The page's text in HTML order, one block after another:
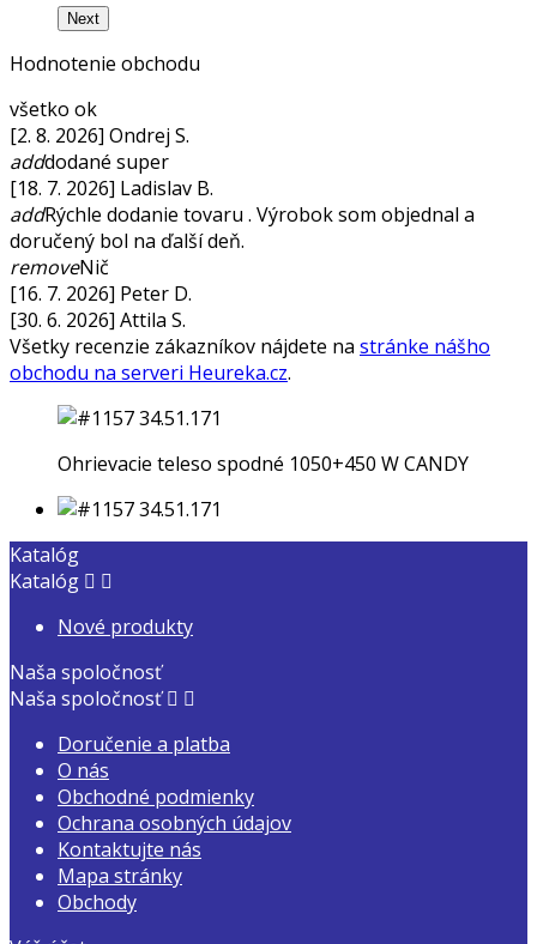
Next
Hodnotenie obchodu
všetko ok
[2. 8. 2026] Ondrej S.
adddodané super
[18. 7. 2026] Ladislav B.
addRýchle dodanie tovaru . Výrobok som objednal a
doručený bol na ďalší deň.
removeNič
[16. 7. 2026] Peter D.
[30. 6. 2026] Attila S.
Všetky recenzie zákazníkov nájdete na stránke nášho
obchodu na serveri Heureka.cz.
Ohrievacie teleso spodné 1050+450 W CANDY
Katalóg
Katalóg  
Nové produkty
Naša spoločnosť
Naša spoločnosť  
Doručenie a platba
O nás
Obchodné podmienky
Ochrana osobných údajov
Kontaktujte nás
Mapa stránky
Obchody